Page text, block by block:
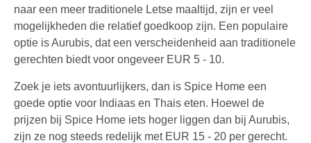
naar een meer traditionele Letse maaltijd, zijn er veel
mogelijkheden die relatief goedkoop zijn. Een populaire
optie is Aurubis, dat een verscheidenheid aan traditionele
gerechten biedt voor ongeveer EUR 5 - 10.
Zoek je iets avontuurlijkers, dan is Spice Home een
goede optie voor Indiaas en Thais eten. Hoewel de
prijzen bij Spice Home iets hoger liggen dan bij Aurubis,
zijn ze nog steeds redelijk met EUR 15 - 20 per gerecht.